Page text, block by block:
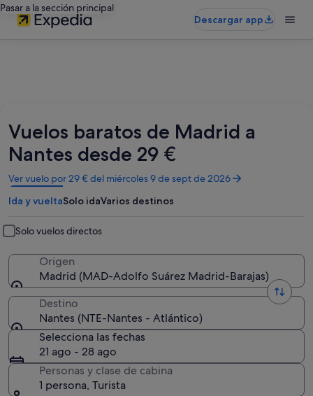
Pasar a la sección principal
Descargar app
Vuelos baratos de Madrid a
Nantes desde 29 €
Ver vuelo por 29 € del miércoles 9 de sept de 2026
Se
abre
en
ventana
nueva
Ida y vueltaSolo idaVarios destinos
Solo vuelos directos
Origen
Madrid (MAD-Adolfo Suárez Madrid-Barajas)
Destino
Nantes (NTE-Nantes - Atlántico)
Selecciona las fechas
21 ago - 28 ago
Personas y clase de cabina
1 persona, Turista